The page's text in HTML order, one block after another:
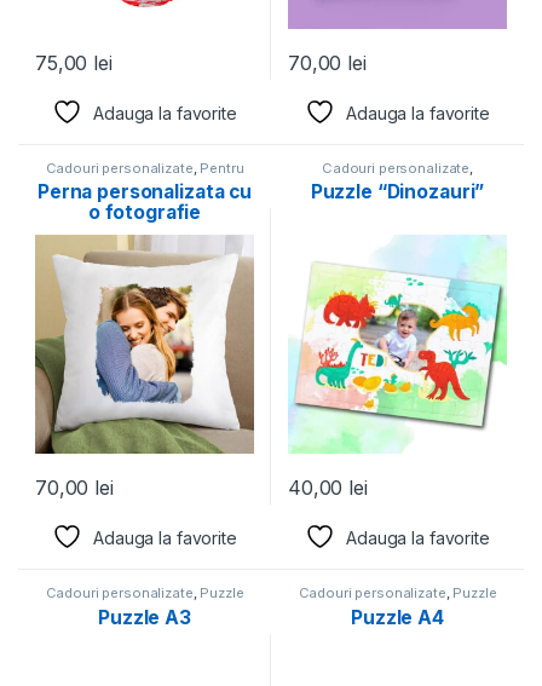
75,00 lei
Adauga la favorite
70,00 lei
Adauga la favorite
Cadouri personalizate Pentru
Pentru iubita, Perne
personalizate,Valentine's Day
Perna personalizata cu
o fotografie
70,00 lei
Adauga la favorite
Cadouri personalizate
CadouriCool,Familie Pentru
copii ,Prietenie,Puzzle
Puzzle “Dinozauri”
40,00 lei
Adauga la favorite
Cadouri personalizate, Puzzle
Puzzle A3
Cadouri personalizate, Puzzle
Puzzle A4